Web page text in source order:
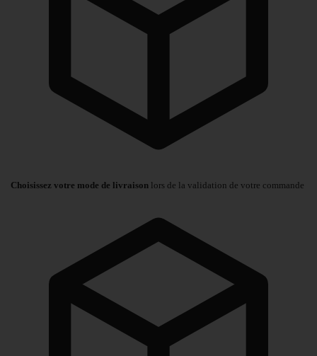
Choisissez votre mode de livraison lors de la validation de votre commande